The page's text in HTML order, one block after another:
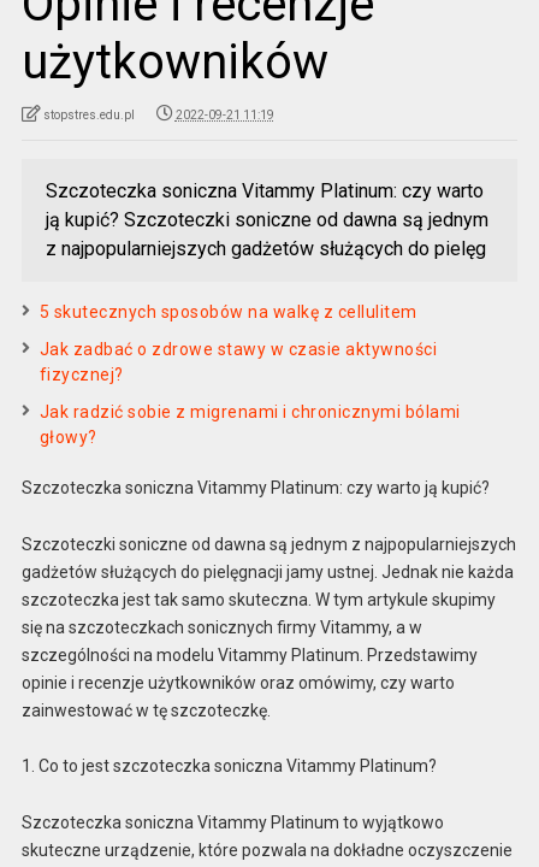
użytkowników
stopstres.edu.pl 2022-09-21 11:19
Szczoteczka soniczna Vitammy Platinum: czy warto
ją kupić? Szczoteczki soniczne od dawna są jednym
z najpopularniejszych gadżetów służących do pielęg
5 skutecznych sposobów na walkę z cellulitem
Jak zadbać o zdrowe stawy w czasie aktywności
fizycznej?
Jak radzić sobie z migrenami i chronicznymi bólami
głowy?
Szczoteczka soniczna Vitammy Platinum: czy warto ją kupić?
Szczoteczki soniczne od dawna są jednym z najpopularniejszych
gadżetów służących do pielęgnacji jamy ustnej. Jednak nie każda
szczoteczka jest tak samo skuteczna. W tym artykule skupimy
się na szczoteczkach sonicznych firmy Vitammy, a w
szczególności na modelu Vitammy Platinum. Przedstawimy
opinie i recenzje użytkowników oraz omówimy, czy warto
zainwestować w tę szczoteczkę.
1. Co to jest szczoteczka soniczna Vitammy Platinum?
Szczoteczka soniczna Vitammy Platinum to wyjątkowo
skuteczne urządzenie, które pozwala na dokładne oczyszczenie